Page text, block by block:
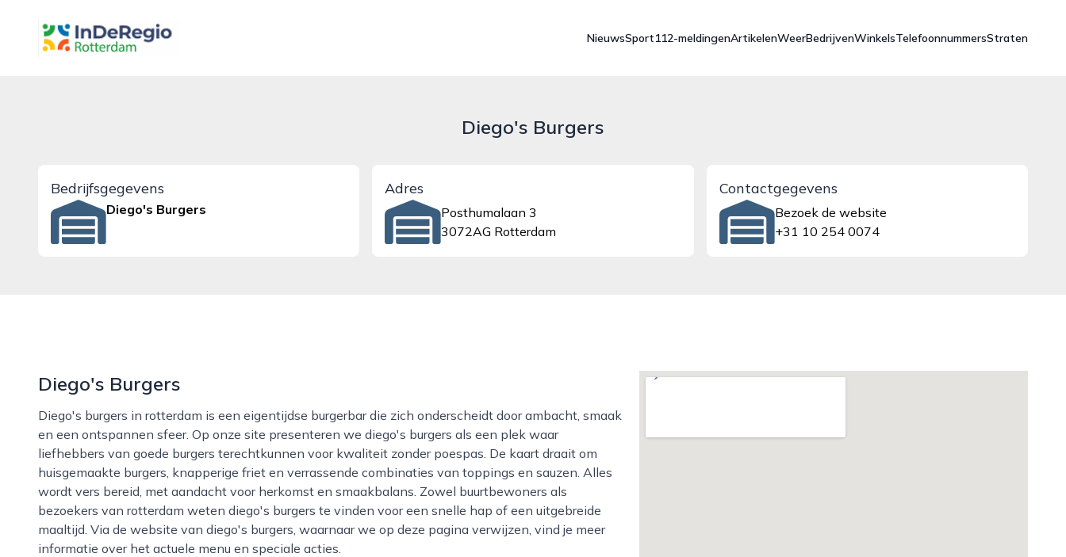
inderegiorotterdam.nl
NieuwsSport112-meldingenArtikelenWeerBedrijvenWinkelsTelefoonnummersStraten
Diego's Burgers
Bedrijfsgegevens
Diego's Burgers
Adres
Posthumalaan 3
3072AG Rotterdam
Contactgegevens
Bezoek de website
+31 10 254 0074
Diego's Burgers
Diego's burgers in rotterdam is een eigentijdse burgerbar die zich onderscheidt door ambacht, smaak
en een ontspannen sfeer. Op onze site presenteren we diego's burgers als een plek waar
liefhebbers van goede burgers terechtkunnen voor kwaliteit zonder poespas. De kaart draait om
huisgemaakte burgers, knapperige friet en verrassende combinaties van toppings en sauzen. Alles
wordt vers bereid, met aandacht voor herkomst en smaakbalans. Zowel buurtbewoners als
bezoekers van rotterdam weten diego's burgers te vinden voor een snelle hap of een uitgebreide
maaltijd. Via de website van diego's burgers, waarnaar we op deze pagina verwijzen, vind je meer
informatie over het actuele menu en speciale acties.